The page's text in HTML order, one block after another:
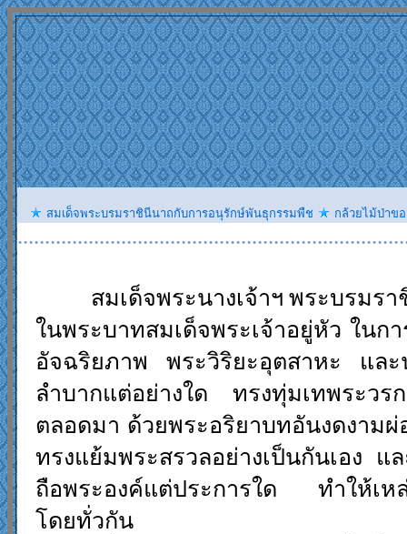
สมเด็จพระบรมราชินีนาถกับการอนุรักษ์พันธุกรรมพืช กล้วยไม้ป่าข
สมเด็จพระนางเจ้าฯ พระบรมราชิ
ในพระบาทสมเด็จพระเจ้าอยู่หัว ใน
อัจฉริยภาพ พระวิริยะอุตสาหะ และ
ลำบากแต่อย่างใด ทรงทุ่มเทพระวร
ตลอดมา ด้วยพระอริยาบทอันงดงาม
ทรงแย้มพระสรวลอย่างเป็นกันเอง
ถือพระองค์แต่ประการใด ทำให้เห
โดยทั่วกัน